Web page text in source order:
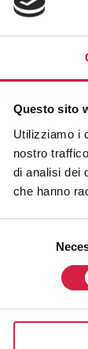
Questo sito
Utilizziamo i
nostro
di analisi dei
che hanno
1
Chieti
–
SS
snc